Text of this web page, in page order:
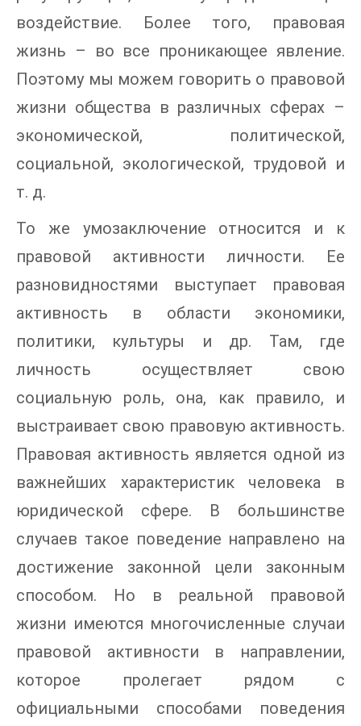
воздействие. Более того, правовая
жизнь – во все проникающее явление.
Поэтому мы можем говорить о правовой
жизни общества в различных сферах –
экономической, политической,
социальной, экологической, трудовой и
т. д.
То же умозаключение относится и к
правовой активности личности. Ее
разновидностями выступает правовая
активность в области экономики,
политики, культуры и др. Там, где
личность осуществляет свою
социальную роль, она, как правило, и
выстраивает свою правовую активность.
Правовая активность является одной из
важнейших характеристик человека в
юридической сфере. В большинстве
случаев такое поведение направлено на
достижение законной цели законным
способом. Но в реальной правовой
жизни имеются многочисленные случаи
правовой активности в направлении,
которое пролегает рядом с
официальными способами поведения